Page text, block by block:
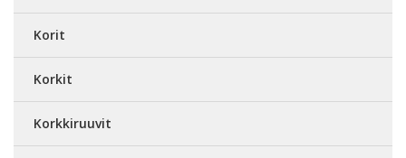
Korit
Korkit
Korkkiruuvit